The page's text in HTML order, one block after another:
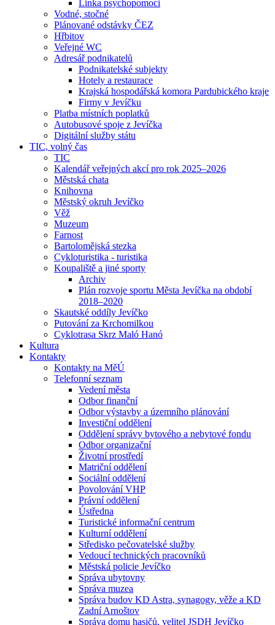
Linka psychopomoci
Vodné, stočné
Plánované odstávky ČEZ
Hřbitov
Veřejné WC
Adresář podnikatelů
Podnikatelské subjekty
Hotely a restaurace
Krajská hospodářská komora Pardubického kraje
Firmy v Jevíčku
Platba místních poplatků
Autobusové spoje z Jevíčka
Digitální služby státu
TIC, volný čas
TIC
Kalendář veřejných akcí pro rok 2025–2026
Městská chata
Knihovna
Městský okruh Jevíčko
Věž
Muzeum
Farnost
Bartolomějská stezka
Cykloturistika - turistika
Koupaliště a jiné sporty
Archiv
Plán rozvoje sportu Města Jevíčka na období
2018–2020
Skautské oddíly Jevíčko
Putování za Krchomilkou
Cyklotrasa Skrz Maló Hanó
Kultura
Kontakty
Kontakty na MěÚ
Telefonní seznam
Vedení města
Odbor finanční
Odbor výstavby a územního plánování
Investiční oddělení
Oddělení správy bytového a nebytové fondu
Odbor organizační
Životní prostředí
Matriční oddělení
Sociální oddělení
Povolování VHP
Právní oddělení
Ústředna
Turistické informační centrum
Kulturní oddělení
Středisko pečovatelské služby
Vedoucí technických pracovníků
Městská policie Jevíčko
Správa ubytovny
Správa muzea
Správa budov KD Astra, synagogy, věže a KD
Zadní Arnoštov
Správa domu hasičů, velitel JSDH Jevíčko